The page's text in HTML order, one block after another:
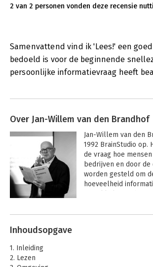
2 van 2 personen vonden deze recensie
Samenvattend vind ik 'Lees!' een
bedoeld is voor de beginnende
persoonlijke informatievraag heeft
Over Jan-Willem van den Brandhof
Jan-Willem van den
1992 BrainStudio op.
de vraag hoe
bedrijven en door de
worden gesteld om
hoeveelheid
Van den Brandhof
Andere boeken door
van den Brandhof
Inhoudsopgave
1. Inleiding
2. Lezen